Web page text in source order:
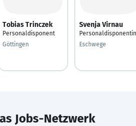
Tobias Trinczek
Personaldisponent
Göttingen
Svenja Virnau
Personaldisponentin
Eschwege
Jobs-Netzwerk